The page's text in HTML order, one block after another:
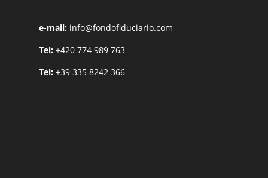
e-mail: info@fondofiduciario.com
Tel: +420 774 989 763
Tel: +39 335 8242 366